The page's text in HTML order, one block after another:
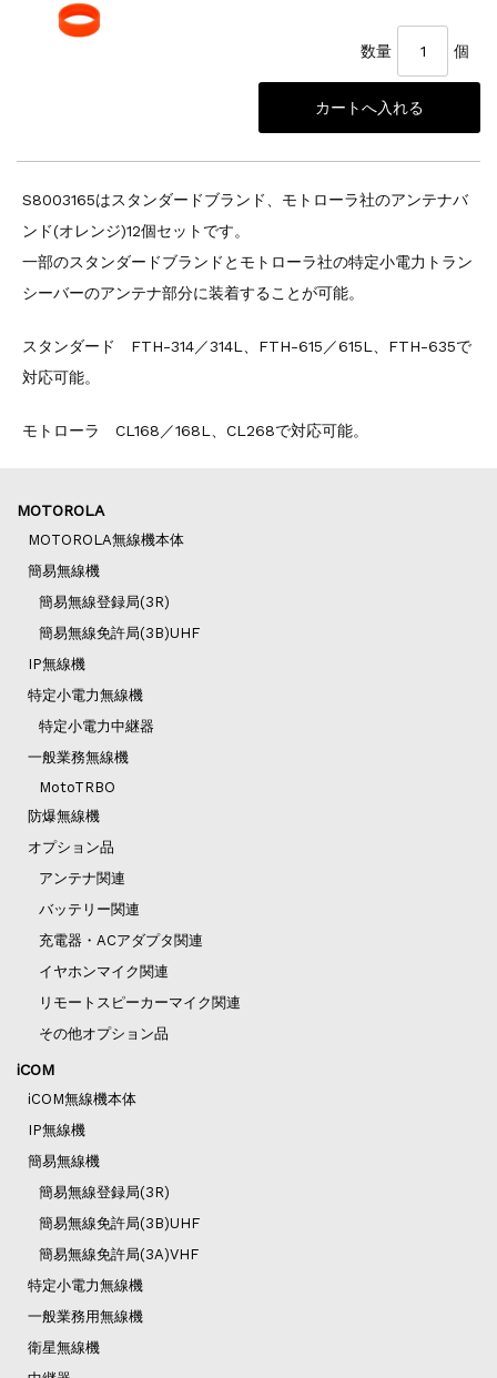
数量 個
S8003165はスタンダードブランド、モトローラ社のアンテナバ
ンド(オレンジ)12個セットです。
一部のスタンダードブランドとモトローラ社の特定小電力トラン
シーバーのアンテナ部分に装着することが可能。
スタンダード FTH-314／314L、FTH-615／615L、FTH-635で
対応可能。
モトローラ CL168／168L、CL268で対応可能。
MOTOROLA
MOTOROLA無線機本体
簡易無線機
簡易無線登録局(3R)
簡易無線免許局(3B)UHF
IP無線機
特定小電力無線機
特定小電力中継器
一般業務無線機
MotoTRBO
防爆無線機
オプション品
アンテナ関連
バッテリー関連
充電器・ACアダプタ関連
イヤホンマイク関連
リモートスピーカーマイク関連
その他オプション品
iCOM
iCOM無線機本体
IP無線機
簡易無線機
簡易無線登録局(3R)
簡易無線免許局(3B)UHF
簡易無線免許局(3A)VHF
特定小電力無線機
一般業務用無線機
衛星無線機